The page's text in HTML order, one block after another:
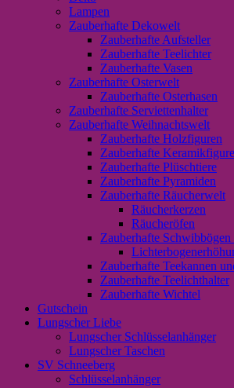
Lampen
Zauberhafte Dekowelt
Zauberhafte Aufsteller
Zauberhafte Teelichter
Zauberhafte Vasen
Zauberhafte Osterwelt
Zauberhafte Osterhasen
Zauberhafte Serviettenhalter
Zauberhafte Weihnachtswelt
Zauberhafte Holzfiguren
Zauberhafte
Zauberhafte Plüschtiere
Zauberhafte Pyramiden
Zauberhafte Räucherwelt
Räucherkerzen
Räucheröfen
Zauberhafte
Zauberhafte Teekannen
Zauberhafte Teelichthalter
Zauberhafte Wichtel
Gutschein
Lungscher Liebe
Lungscher Schlüsselanhänger
Lungscher Taschen
SV Schneeberg
Schlüsselanhänger